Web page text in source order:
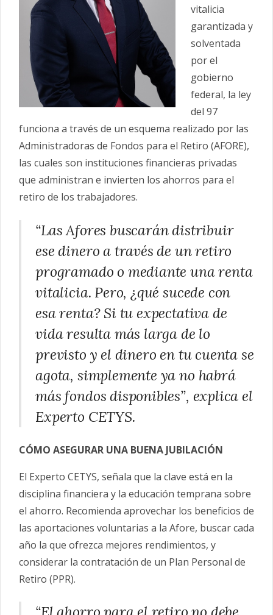
vitalicia
garantizada y
solventada
por el
gobierno
federal, la ley
del 97
funciona a través de un esquema realizado por las
Administradoras de Fondos para el Retiro (AFORE),
las cuales son instituciones financieras privadas
que administran e invierten los ahorros para el
retiro de los trabajadores.
“Las Afores buscarán distribuir
ese dinero a través de un retiro
programado o mediante una renta
vitalicia. Pero, ¿qué sucede con
esa renta? Si tu expectativa de
vida resulta más larga de lo
previsto y el dinero en tu cuenta se
agota, simplemente ya no habrá
más fondos disponibles”, explica el
Experto CETYS.
CÓMO ASEGURAR UNA BUENA JUBILACIÓN
El Experto CETYS, señala que la clave está en la
disciplina financiera y la educación temprana sobre
el ahorro. Recomienda aprovechar los beneficios de
las aportaciones voluntarias a la Afore, buscar cada
año la que ofrezca mejores rendimientos, y
considerar la contratación de un Plan Personal de
Retiro (PPR).